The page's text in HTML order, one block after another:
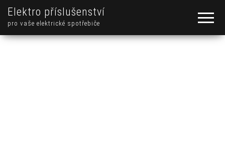
Elektro příslušenství
pro vaše elektrické spotřebiče